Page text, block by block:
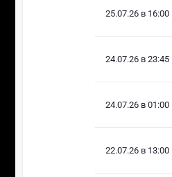
25.07.26 в 16:00
24.07.26 в 23:45
24.07.26 в 01:00
22.07.26 в 13:00